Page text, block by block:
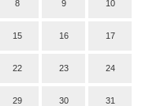
8 9 10
15 16 17
22 23 24
29 30 31